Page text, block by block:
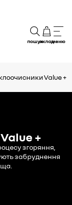
пошукскладменю
Value +
+
згоряння,
забруднення